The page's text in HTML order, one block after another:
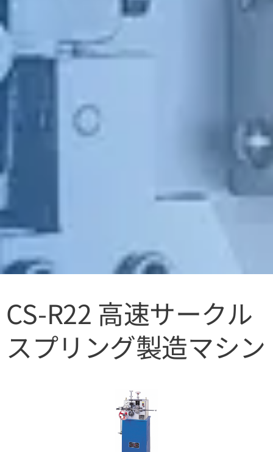
CS-R22 高速サークル
スプリング製造マシン